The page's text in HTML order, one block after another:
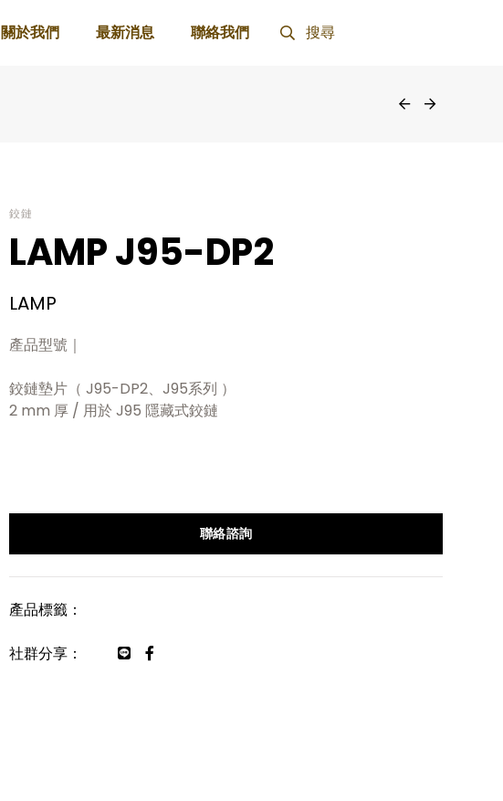
關於我們 最新消息 聯絡我們 搜尋
鉸鏈
LAMP J95-DP2
LAMP
產品型號｜
鉸鏈墊片（ J95-DP2、J95系列 ）
2 mm 厚 / 用於 J95 隱藏式鉸鏈
聯絡諮詢
產品標籤：
社群分享：